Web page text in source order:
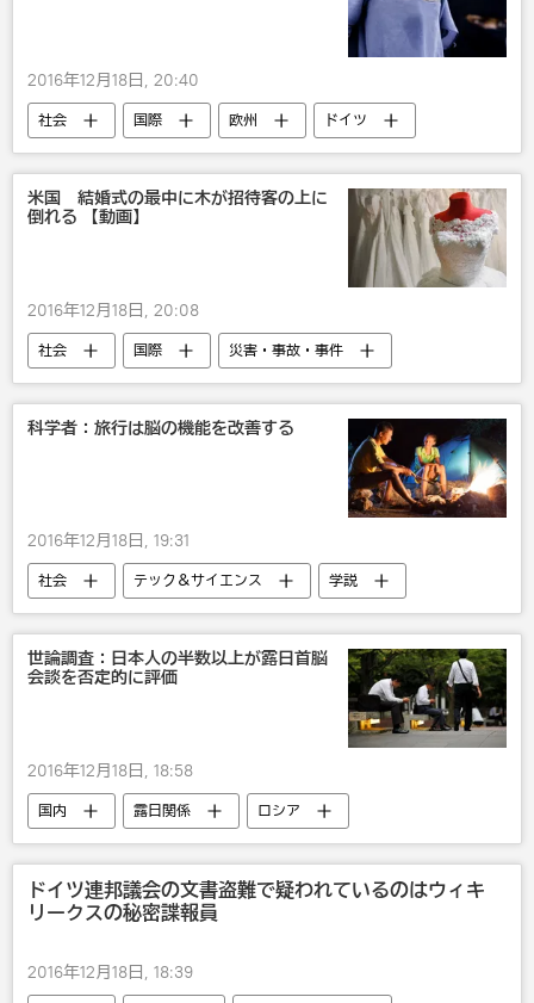
2016年12月18日, 20:40
社会 国際 欧州
ドイツ
イスラム教
米国 結婚式の最中に木が招待客の上に
倒れる 【動画】
2016年12月18日, 20:08
社会 国際
災害・事故・事件
米国
科学者：旅行は脳の機能を改善する
2016年12月18日, 19:31
社会 テック＆サイエンス 学説
世論調査：日本人の半数以上が露日首脳
会談を否定的に評価
2016年12月18日, 18:58
国内 露日関係 ロシア
ドイツ連邦議会の文書盗難で疑われているのはウィキ
リークスの秘密諜報員
2016年12月18日, 18:39